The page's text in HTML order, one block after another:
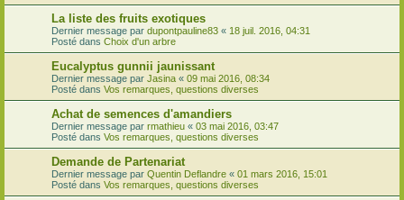
La liste des fruits exotiques
Dernier message par dupontpauline83 « 18 juil. 2016, 04:31
Posté dans Choix d'un arbre
Eucalyptus gunnii jaunissant
Dernier message par Jasina « 09 mai 2016, 08:34
Posté dans Vos remarques, questions diverses
Achat de semences d'amandiers
Dernier message par rmathieu « 03 mai 2016, 03:47
Posté dans Vos remarques, questions diverses
Demande de Partenariat
Dernier message par Quentin Deflandre « 01 mars 2016, 15:01
Posté dans Vos remarques, questions diverses